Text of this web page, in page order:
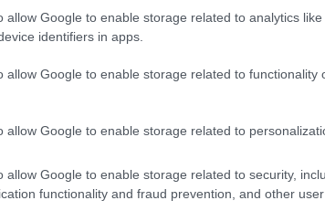
allow Google to enable storage related to analytics
identifiers in apps.
allow Google to enable storage related to functionality
allow Google to enable storage related to
allow Google to enable storage related to security,
functionality and fraud prevention, and other user
élvezzem ezt az új életritmust.
után, de most már
Ford és a nagyköveti szerepkör
a motorsporthoz, az autók
évekig jelen volt” – mondta